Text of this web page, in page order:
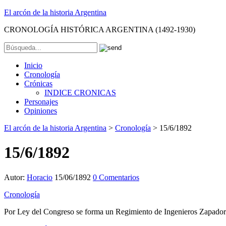
El arcón de la historia Argentina
CRONOLOGÍA HISTÓRICA ARGENTINA (1492-1930)
Inicio
Cronología
Crónicas
INDICE CRONICAS
Personajes
Opiniones
El arcón de la historia Argentina > Cronología > 15/6/1892
15/6/1892
Autor: Horacio 15/06/1892 0 Comentarios
Cronología
Por Ley del Congreso se forma un Regimiento de Ingenieros